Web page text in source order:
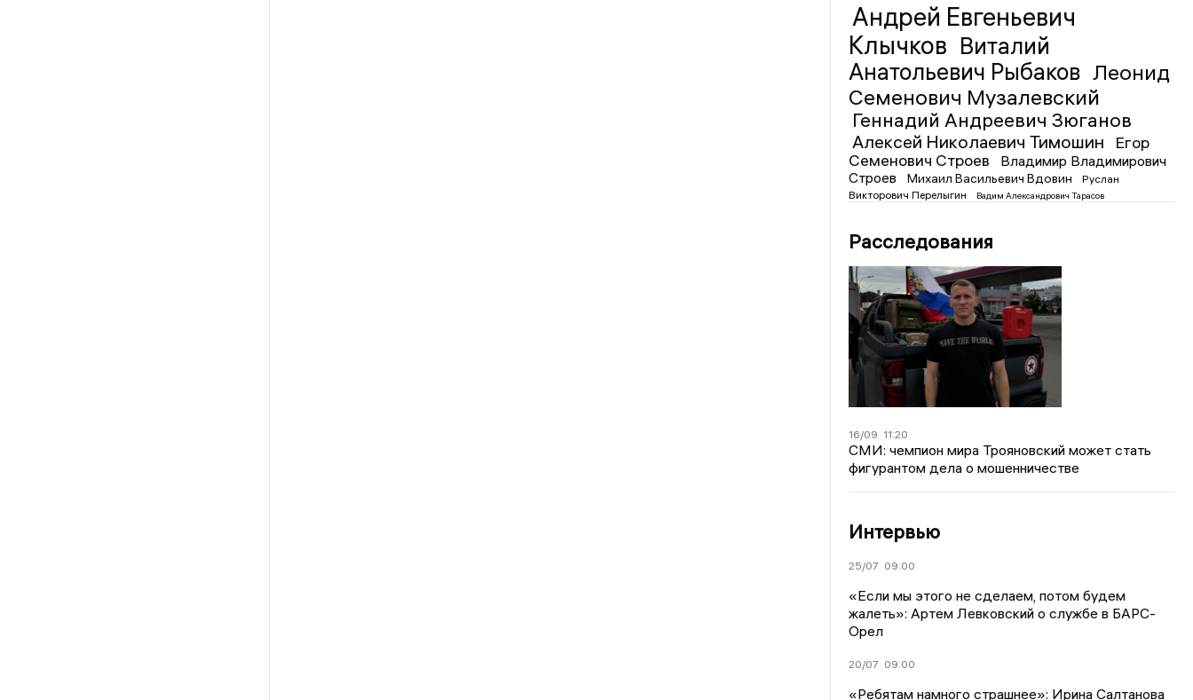
Андрей Евгеньевич
Клычков Виталий
Анатольевич Рыбаков Леонид
Семенович Музалевский
Геннадий Андреевич Зюганов
Алексей Николаевич Тимошин
Егор
Семенович Строев
Владимир Владимирович
Строев
Михаил Васильевич Вдовин
Руслан
Викторович Перелыгин
Вадим Александрович Тарасов
Расследования
16/09 11:20
СМИ: чемпион мира Трояновский может стать
фигурантом дела о мошенничестве
Интервью
25/07 09:00
«Если мы этого не сделаем, потом будем
жалеть»: Артем Левковский о службе в БАРС-
Орел
20/07 09:00
«Ребятам намного страшнее»: Ирина Салтанова